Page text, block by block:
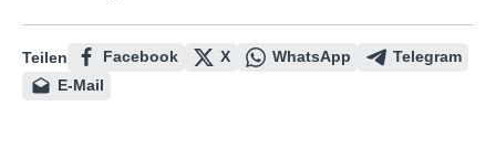
Teilen Facebook X WhatsApp
Telegram
E-Mail